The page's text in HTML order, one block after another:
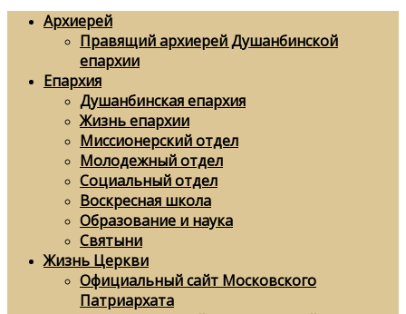
Архиерей
Правящий архиерей Душанбинской
епархии
Епархия
Душанбинская епархия
Жизнь епархии
Миссионерский отдел
Молодежный отдел
Социальный отдел
Воскресная школа
Образование и наука
Святыни
Жизнь Церкви
Официальный сайт Московского
Патриархата